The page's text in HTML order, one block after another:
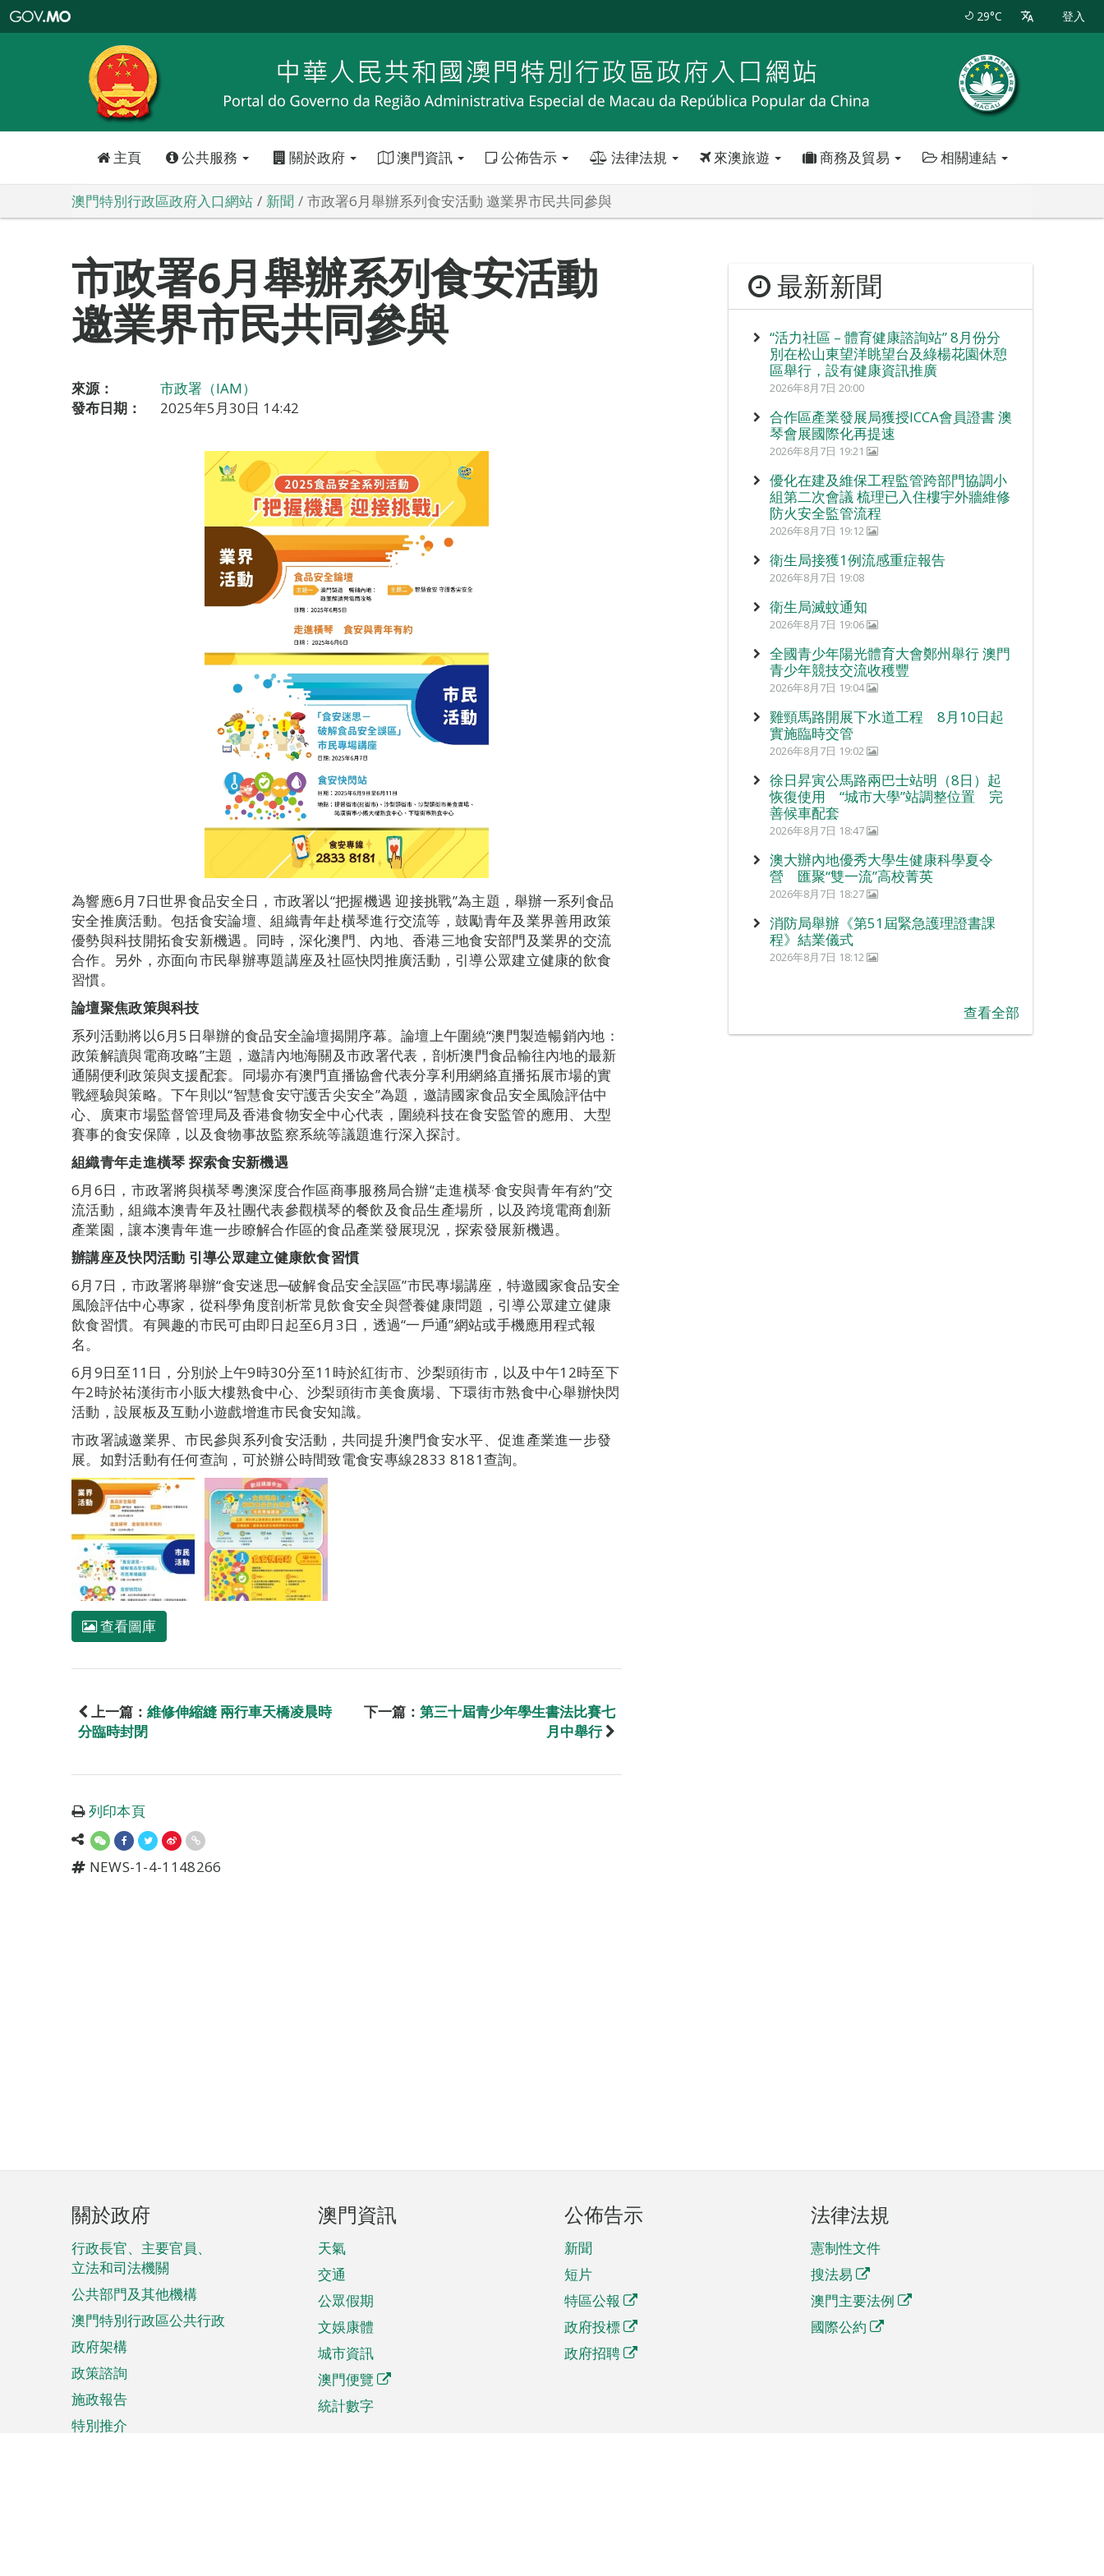
特
政
區
政
口
29°C 登入
主頁 公共服務 關於政府 澳門資訊 公佈告示 法律法規 來澳旅遊 商務及貿易 相關連結
澳門特別行政區政府入口網站 新聞 市政署6月舉辦系列食安活動 邀業界市民共同參與
市政署6月舉辦系列食安活動
邀業界市民共同參與
來源：
市政署（IAM）
發布日期：
2025年5月30日 14:42
為響應6月7日世界食品安全日，市政署以“把握機遇 迎接挑戰”為主題，舉辦一系列食品
安全推廣活動。包括食安論壇、組織青年赴橫琴進行交流等，鼓勵青年及業界善用政策
優勢與科技開拓食安新機遇。同時，深化澳門、內地、香港三地食安部門及業界的交流
合作。另外，亦面向市民舉辦專題講座及社區快閃推廣活動，引導公眾建立健康的飲食
習慣。
論壇聚焦政策與科技
系列活動將以6月5日舉辦的食品安全論壇揭開序幕。論壇上午圍繞“澳門製造暢銷內地：
政策解讀與電商攻略”主題，邀請內地海關及市政署代表，剖析澳門食品輸往內地的最新
通關便利政策與支援配套。同場亦有澳門直播協會代表分享利用網絡直播拓展市場的實
戰經驗與策略。下午則以“智慧食安守護舌尖安全”為題，邀請國家食品安全風險評估中
心、廣東市場監督管理局及香港食物安全中心代表，圍繞科技在食安監管的應用、大型
賽事的食安保障，以及食物事故監察系統等議題進行深入探討。
組織青年走進橫琴 探索食安新機遇
6月6日，市政署將與橫琴粵澳深度合作區商事服務局合辦“走進橫琴‧食安與青年有約”交
流活動，組織本澳青年及社團代表參觀橫琴的餐飲及食品生產場所，以及跨境電商創新
產業園，讓本澳青年進一步瞭解合作區的食品產業發展現況，探索發展新機遇。
辦講座及快閃活動 引導公眾建立健康飲食習慣
6月7日，市政署將舉辦“食安迷思─破解食品安全誤區”市民專場講座，特邀國家食品安全
風險評估中心專家，從科學角度剖析常見飲食安全與營養健康問題，引導公眾建立健康
飲食習慣。有興趣的市民可由即日起至6月3日，透過“一戶通”網站或手機應用程式報
名。
6月9日至11日，分別於上午9時30分至11時於紅街市、沙梨頭街市，以及中午12時至下
午2時於祐漢街市小販大樓熟食中心、沙梨頭街市美食廣場、下環街市熟食中心舉辦快閃
活動，設展板及互動小遊戲增進市民食安知識。
市政署誠邀業界、市民參與系列食安活動，共同提升澳門食安水平、促進產業進一步發
展。如對活動有任何查詢，可於辦公時間致電食安專線2833 8181查詢。
查看圖庫
上一篇： 維修伸縮縫 兩行車天橋凌晨時
分臨時封閉
下一篇： 第三十屆青少年學生書法比賽七
月中舉行
列印本頁
NEWS-1-4-1148266
最新新聞
“活力社區 – 體育健康諮詢站” 8月份分
別在松山東望洋眺望台及綠楊花園休憩
區舉行，設有健康資訊推廣
2026年8月7日 20:00
合作區產業發展局獲授ICCA會員證書 澳
琴會展國際化再提速
2026年8月7日 19:21
優化在建及維保工程監管跨部門協調小
組第二次會議 梳理已入住樓宇外牆維修
防火安全監管流程
2026年8月7日 19:12
衛生局接獲1例流感重症報告
2026年8月7日 19:08
衛生局滅蚊通知
2026年8月7日 19:06
全國青少年陽光體育大會鄭州舉行 澳門
青少年競技交流收穫豐
2026年8月7日 19:04
雞頸馬路開展下水道工程 8月10日起
實施臨時交管
2026年8月7日 19:02
徐日昇寅公馬路兩巴士站明（8日）起
恢復使用 “城市大學”站調整位置 完
善候車配套
2026年8月7日 18:47
澳大辦內地優秀大學生健康科學夏令
營 匯聚“雙一流”高校菁英
2026年8月7日 18:27
消防局舉辦《第51屆緊急護理證書課
程》結業儀式
2026年8月7日 18:12
查看全部
頁
腳
菜
單
關於政府
行政長官、主要官員、
立法和司法機關
公共部門及其他機構
澳門特別行政區公共行政
政府架構
政策諮詢
施政報告
特別推介
澳門資訊
天氣
交通
公眾假期
文娛康體
城市資訊
澳門便覽
統計數字
公佈告示
新聞
短片
特區公報
政府投標
政府招聘
法律法規
憲制性文件
搜法易
澳門主要法例
國際公約